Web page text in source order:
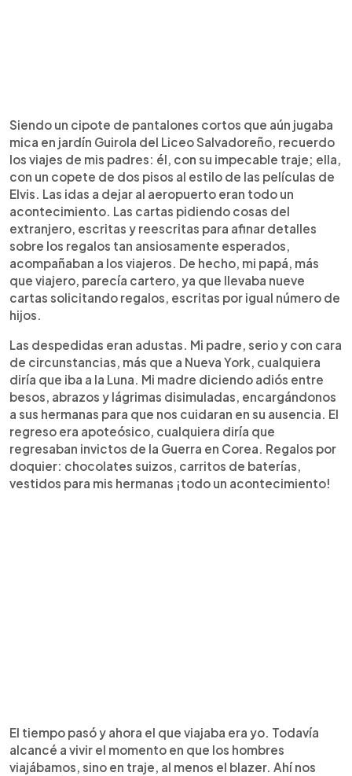
Siendo un cipote de pantalones cortos que aún jugaba
mica en jardín Guirola del Liceo Salvadoreño, recuerdo
los viajes de mis padres: él, con su impecable traje; ella,
con un copete de dos pisos al estilo de las películas de
Elvis. Las idas a dejar al aeropuerto eran todo un
acontecimiento. Las cartas pidiendo cosas del
extranjero, escritas y reescritas para afinar detalles
sobre los regalos tan ansiosamente esperados,
acompañaban a los viajeros. De hecho, mi papá, más
que viajero, parecía cartero, ya que llevaba nueve
cartas solicitando regalos, escritas por igual número de
hijos.
Las despedidas eran adustas. Mi padre, serio y con cara
de circunstancias, más que a Nueva York, cualquiera
diría que iba a la Luna. Mi madre diciendo adiós entre
besos, abrazos y lágrimas disimuladas, encargándonos
a sus hermanas para que nos cuidaran en su ausencia. El
regreso era apoteósico, cualquiera diría que
regresaban invictos de la Guerra en Corea. Regalos por
doquier: chocolates suizos, carritos de baterías,
vestidos para mis hermanas ¡todo un acontecimiento!
El tiempo pasó y ahora el que viajaba era yo. Todavía
alcancé a vivir el momento en que los hombres
viajábamos, sino en traje, al menos el blazer. Ahí nos